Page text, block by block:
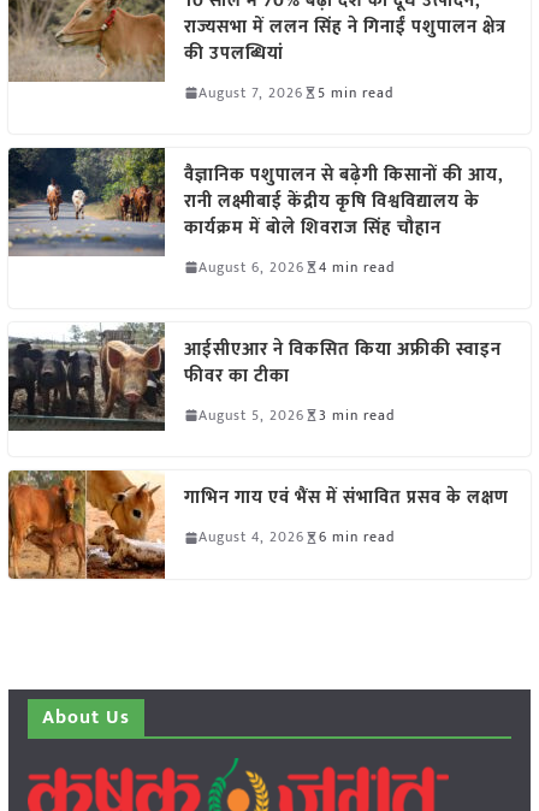
राज्यसभा में ललन सिंह ने गिनाईं पशुपालन क्षेत्र
की उपलब्धियां
August 7, 2026 5 min read
वैज्ञानिक पशुपालन से बढ़ेगी किसानों की आय,
रानी लक्ष्मीबाई केंद्रीय कृषि विश्वविद्यालय के
कार्यक्रम में बोले शिवराज सिंह चौहान
August 6, 2026 4 min read
आईसीएआर ने विकसित किया अफ्रीकी स्वाइन
फीवर का टीका
August 5, 2026 3 min read
गाभिन गाय एवं भैंस में संभावित प्रसव के लक्षण
August 4, 2026 6 min read
About Us